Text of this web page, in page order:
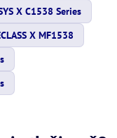
X C1538 Series
X MF1538